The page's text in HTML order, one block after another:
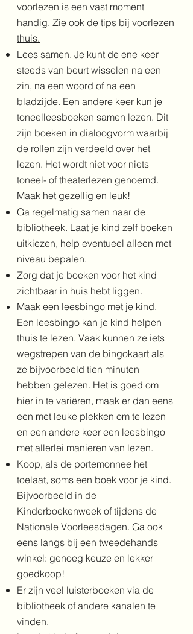
voorlezen is een vast moment
handig. Zie ook de tips bij voorlezen
thuis.
Lees samen. Je kunt de ene keer
steeds van beurt wisselen na een
zin, na een woord of na een
bladzijde. Een andere keer kun je
toneelleesboeken samen lezen. Dit
zijn boeken in dialoogvorm waarbij
de rollen zijn verdeeld over het
lezen. Het wordt niet voor niets
toneel- of theaterlezen genoemd.
Maak het gezellig en leuk!
Ga regelmatig samen naar de
bibliotheek. Laat je kind zelf boeken
uitkiezen, help eventueel alleen met
niveau bepalen.
Zorg dat je boeken voor het kind
zichtbaar in huis hebt liggen.
Maak een leesbingo met je kind.
Een leesbingo kan je kind helpen
thuis te lezen. Vaak kunnen ze iets
wegstrepen van de bingokaart als
ze bijvoorbeeld tien minuten
hebben gelezen. Het is goed om
hier in te variëren, maak er dan eens
een met leuke plekken om te lezen
en een andere keer een leesbingo
met allerlei manieren van lezen.
Koop, als de portemonnee het
toelaat, soms een boek voor je kind.
Bijvoorbeeld in de
Kinderboekenweek of tijdens de
Nationale Voorleesdagen. Ga ook
eens langs bij een tweedehands
winkel: genoeg keuze en lekker
goedkoop!
Er zijn veel luisterboeken via de
bibliotheek of andere kanalen te
vinden.